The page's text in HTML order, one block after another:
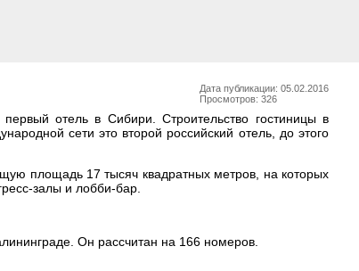
Дата публикации: 05.02.2016
Просмотров: 326
отель в Сибири. Строительство гостиницы в
сети это второй российский отель, до этого
площадь 17 тысяч квадратных метров, на которых
залы и лобби-бар.
Он рассчитан на 166 номеров.